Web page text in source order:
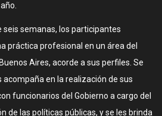
seis semanas, los participantes
práctica profesional en un área del
Aires, acorde a sus perfiles. Se
acompaña en la realización de sus
funcionarios del Gobierno a cargo del
de las políticas públicas, y se les brinda